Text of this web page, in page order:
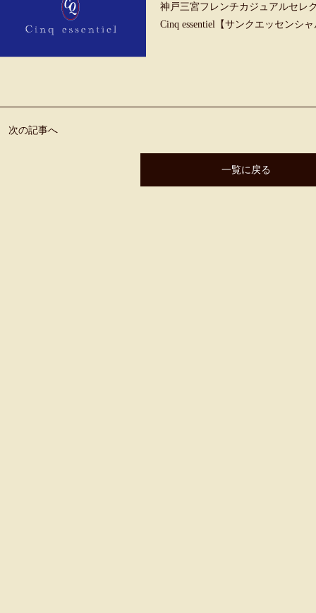
神戸三宮フレンチカジュアルセレ
Cinq essentiel【サンクエッセンシ
次の記事へ
一覧に戻る